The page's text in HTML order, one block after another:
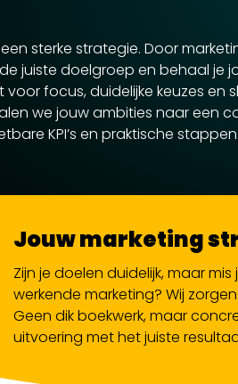
sterke strategie. Door
juiste doelgroep en behaal je
focus, duidelijke keuzes en
we jouw ambities naar een
KPI’s en praktische stappen.
Jouw marketing
Zijn je doelen duidelijk, maar
werkende marketing? Wij
Geen dik boekwerk, maar
uitvoering met het juiste